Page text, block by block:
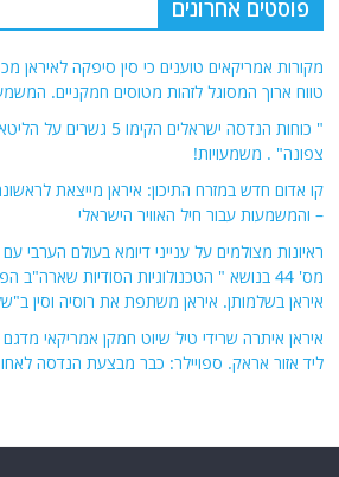
פוסטים אחרונים
מקורות אמריקאים טוענים כי סין סיפקה
טווח ארוך המסוגל לזהות מטוסים חמקניים.
" כוחות הנדסה ישראלים
צפונה" . משמעויות!
קו אדום חדש במזרח התיכון: איראן מייצאת
– והמשמעות עבור חיל האוויר הישראלי
ראיונות מצולמים על ענייני דיומא בעולם הערבי
מס' 44 בנושא " הטכנולוגיות הסודיות
איראן בשלמותן. איראן משתפת את רוסיה וסין
ליד אזור אראק. ספויילר: כבר מבצעת הנדסה